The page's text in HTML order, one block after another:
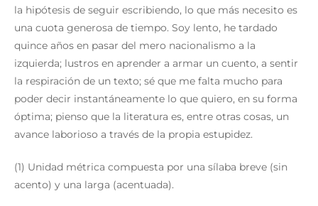
la hipótesis de seguir escribiendo, lo que más necesito es
una cuota generosa de tiempo. Soy lento, he tardado
quince años en pasar del mero nacionalismo a la
izquierda; lustros en aprender a armar un cuento, a sentir
la respiración de un texto; sé que me falta mucho para
poder decir instantáneamente lo que quiero, en su forma
óptima; pienso que la literatura es, entre otras cosas, un
avance laborioso a través de la propia estupidez.
(1) Unidad métrica compuesta por una sílaba breve (sin
acento) y una larga (acentuada).